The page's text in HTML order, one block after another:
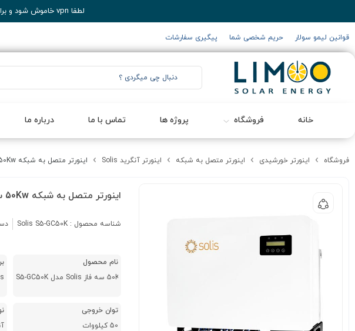
لطفا vpn خاموش شود و برای دریافت موجودی و قیمت به روز با ما ارتباط بگیرید
قوانین لیمو سولار حریم شخصی شما پیگیری سفارشات
خانه فروشگاه پروژه ها تماس با ما درباره ما
فروشگاه اینورتر خورشیدی اینورتر متصل به شبکه اینورتر آنگرید Solis اینورتر متصل به شبکه 50Kw سه فاز Solis مدل S5-GC50K
اینورتر متصل به شبکه 50Kw سه فاز Solis مدل S5-GC50K
شناسه محصول : Solis S5-GC50K
نام محصول
توان خروجی
50 کیلووات